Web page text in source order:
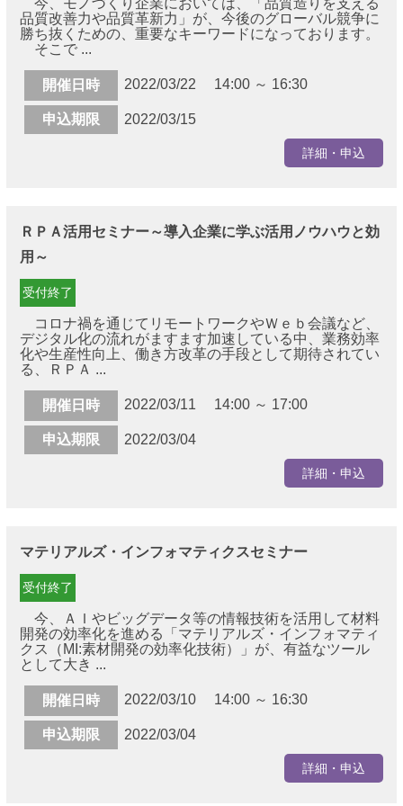
今、モノづくり企業においては、「品質造りを支える
品質改善力や品質革新力」が、今後のグローバル競争に
勝ち抜くための、重要なキーワードになっております。
そこで ...
開催日時 2022/03/22 14:00 ～ 16:30
申込期限 2022/03/15
詳細・申込
ＲＰＡ活用セミナー～導入企業に学ぶ活用ノウハウと効
用～
受付終了
コロナ禍を通じてリモートワークやＷｅｂ会議など、
デジタル化の流れがますます加速している中、業務効率
化や生産性向上、働き方改革の手段として期待されてい
る、ＲＰＡ ...
開催日時 2022/03/11 14:00 ～ 17:00
申込期限 2022/03/04
詳細・申込
マテリアルズ・インフォマティクスセミナー
受付終了
今、ＡＩやビッグデータ等の情報技術を活用して材料
開発の効率化を進める「マテリアルズ・インフォマティ
クス（MI:素材開発の効率化技術）」が、有益なツール
として大き ...
開催日時 2022/03/10 14:00 ～ 16:30
申込期限 2022/03/04
詳細・申込